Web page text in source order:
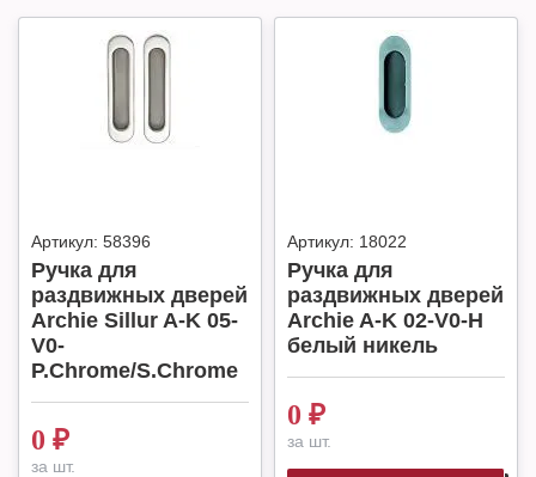
Артикул: 58396
Ручка для
раздвижных дверей
Archie Sillur A-K 05-
V0-
P.Chrome/S.Chrome
0 ₽
за шт.
Артикул: 18022
Ручка для
раздвижных дверей
Archie A-K 02-V0-H
белый никель
0 ₽
за шт.